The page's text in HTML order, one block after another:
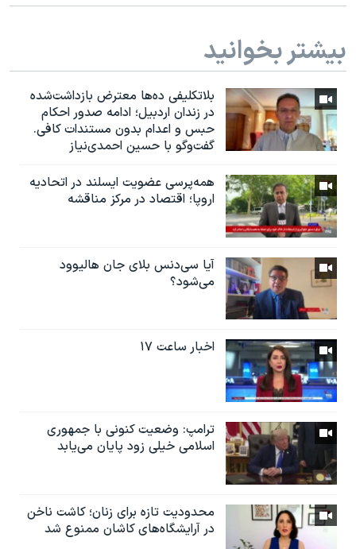
بیشتر بخوانید
بلاتکلیفی ده‌ها معترض بازداشت‌شده
در زندان اردبیل؛ ادامه صدور احکام
حبس و اعدام بدون مستندات کافی.
گفت‌وگو با حسین احمدی‌نیاز
همه‌پرسی عضویت ایسلند در اتحادیه
اروپا؛ اقتصاد در مرکز مناقشه
آیا سی‌دنس بلای جان هالیوود
می‌شود؟
اخبار ساعت ۱۷
ترامپ: وضعیت کنونی با جمهوری
اسلامی خیلی زود پایان می‌یابد
محدودیت تازه برای زنان؛ کاشت ناخن
در آرایشگاه‌های کاشان ممنوع شد